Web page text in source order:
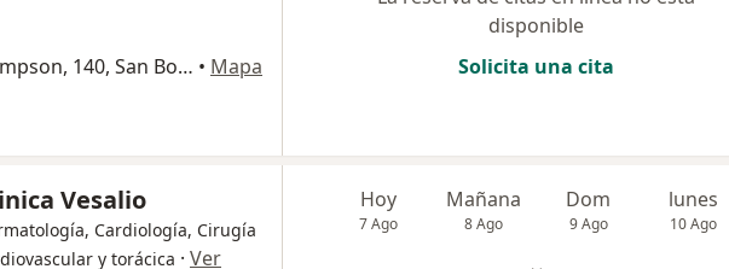
Avenida Joseph Thompson, 140, San Borja • Mapa
disponible
Solicita una cita
Vesalio
Cardiología, Cirugía
y torácica · Ver
Hoy
7 Ago
Mañana
8 Ago
Dom
9 Ago
lunes
10 Ago